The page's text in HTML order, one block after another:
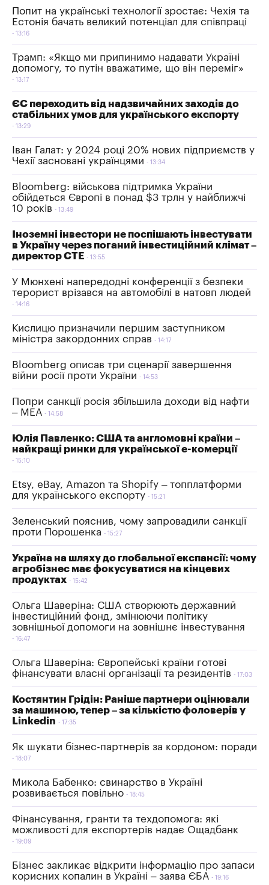
Попит на українські технології зростає: Чехія та
Естонія бачать великий потенціал для співпраці
13:16
Трамп: «Якщо ми припинимо надавати Україні
допомогу, то путін вважатиме, що він переміг»
13:17
ЄС переходить від надзвичайних заходів до
стабільних умов для українського експорту
13:29
Іван Галат: у 2024 році 20% нових підприємств у
Чехії засновані українцями
13:34
Bloomberg: військова підтримка України
обійдеться Європі в понад $3 трлн у найближчі
10 років
13:49
Іноземні інвестори не поспішають інвестувати
в Україну через поганий інвестиційний клімат –
директор СТЕ
13:55
У Мюнхені напередодні конференції з безпеки
терорист врізався на автомобілі в натовп людей
14:16
Кислицю призначили першим заступником
міністра закордонних справ
14:17
Bloomberg описав три сценарії завершення
війни росії проти України
14:53
Попри санкції росія збільшила доходи від нафти
– МЕА
14:58
Юлія Павленко: США та англомовні країни –
найкращі ринки для української е-комерції
15:10
Etsy, eBay, Amazon та Shopify – топплатформи
для українського експорту
15:21
Зеленський пояснив, чому запровадили санкції
проти Порошенка
15:27
Україна на шляху до глобальної експансії: чому
агробізнес має фокусуватися на кінцевих
продуктах
15:42
Ольга Шаверіна: США створюють державний
інвестиційний фонд, змінюючи політику
зовнішньої допомоги на зовнішнє інвестування
16:47
Ольга Шаверіна: Європейські країни готові
фінансувати власні організації та резидентів
17:03
Костянтин Грідін: Раніше партнери оцінювали
за машиною, тепер – за кількістю фоловерів у
Linkedin
17:35
Як шукати бізнес-партнерів за кордоном: поради
18:07
Микола Бабенко: свинарство в Україні
розвивається повільно
18:45
Фінансування, гранти та техдопомога: які
можливості для експортерів надає Ощадбанк
19:09
Бізнес закликає відкрити інформацію про запаси
корисних копалин в Україні – заява ЄБА
19:16